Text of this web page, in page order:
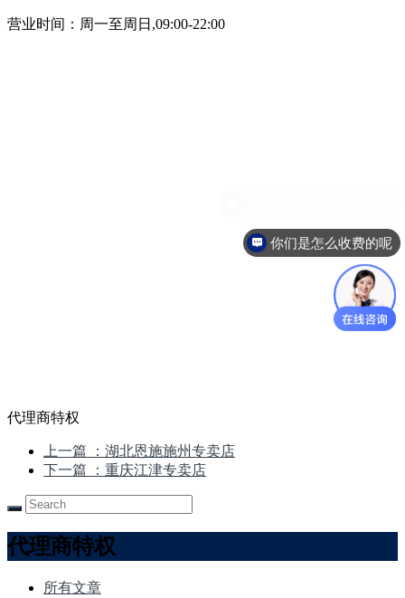
营业时间：周一至周日,09:00-22:00
代理商特权
上一篇
：湖北恩施施州专卖店
下一篇
：重庆江津专卖店
代理商特权
所有文章
你们是怎么收费的呢